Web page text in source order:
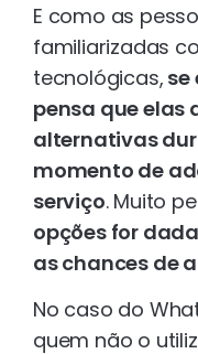
E como as
familiarizadas
tecnológicas, se
pensa que elas
alternativas
momento de
serviço. Muito
opções for
as chances de
No caso do
quem não o